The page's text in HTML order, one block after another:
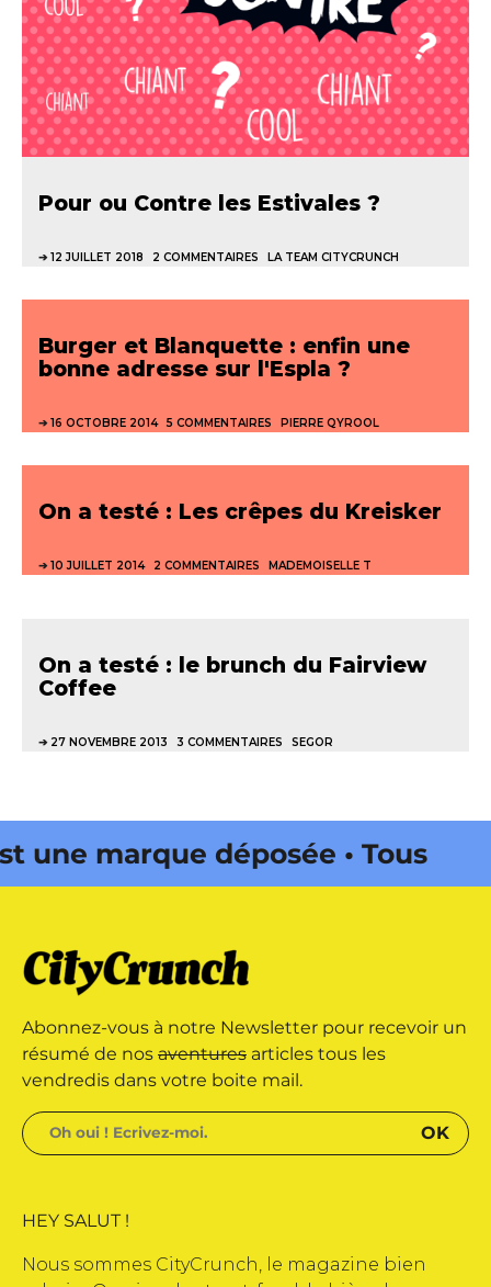
Pour ou Contre les Estivales ?
12 JUILLET 2018 2 COMMENTAIRES LA TEAM CITYCRUNCH
Burger et Blanquette : enfin une
bonne adresse sur l'Espla ?
16 OCTOBRE 2014 5 COMMENTAIRES PIERRE QYROOL
On a testé : Les crêpes du Kreisker
10 JUILLET 2014 2 COMMENTAIRES MADEMOISELLE T
On a testé : le brunch du Fairview
Coffee
27 NOVEMBRE 2013 3 COMMENTAIRES SEGOR
marque déposée • Tous droits
marque déposée • Tous droits
édité par Buena Onda Web •
Abonnez-vous à notre Newsletter pour recevoir un
résumé de nos aventures articles tous les
vendredis dans votre boite mail.
HEY SALUT !
Nous sommes CityCrunch, le magazine bien